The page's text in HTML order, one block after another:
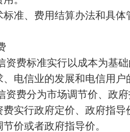
、费用结算办法和具体
费标准实行以成本为基础
电信业的发展和电信用户
费分为市场调节价、政府
行政府定价、政府指导
价或者政府指导价。